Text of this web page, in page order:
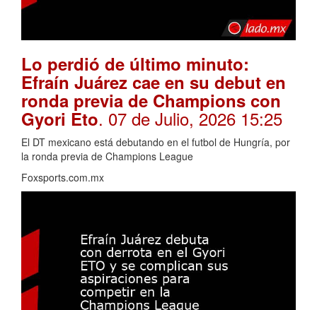
Lo perdió de último minuto:
Efraín Juárez cae en su debut en
ronda previa de Champions con
Gyori Eto. 07 de Julio, 2026 15:25
El DT mexicano está debutando en el futbol de Hungría, por
la ronda previa de Champions League
Foxsports.com.mx